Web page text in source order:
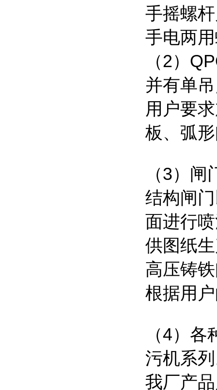
手摇螺
手电两
（2）
并有单
用户要
板、弧
（3）闸
结构闸
面进行
供图纸
高压铸
根据用
（4）各
污机系
我厂产